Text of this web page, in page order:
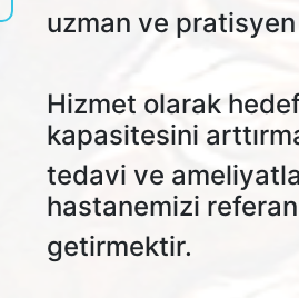
uzman ve
Hizmet olarak
kapasitesini
tedavi ve
hastanemizi
getirmektir.